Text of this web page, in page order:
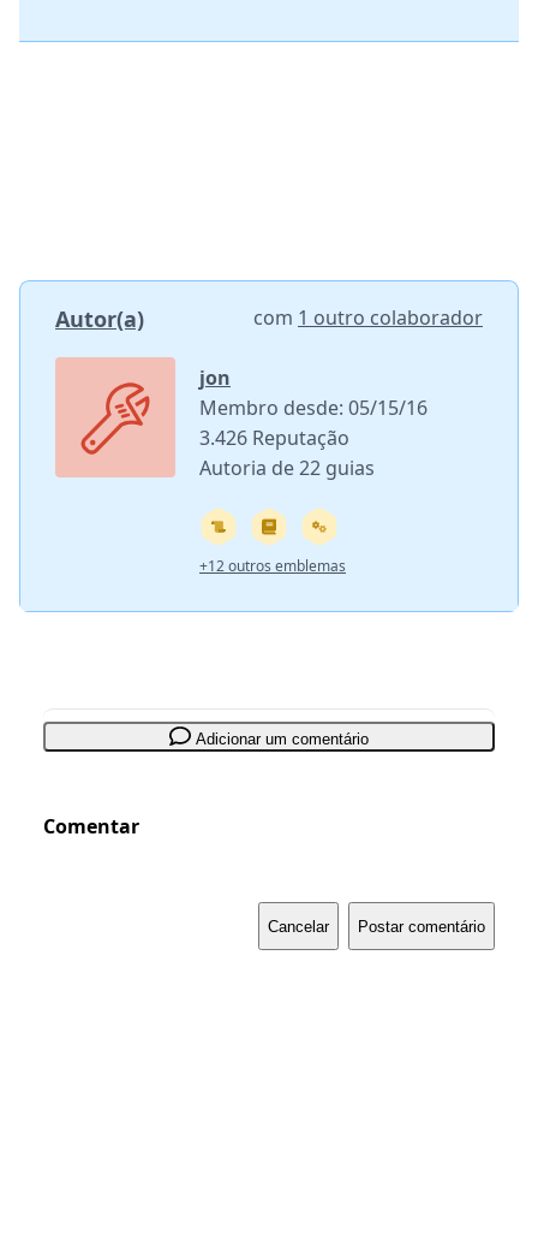
Autor(a) com 1 outro colaborador
jon
Membro desde: 05/15/16
3.426 Reputação
Autoria de 22 guias
+12 outros emblemas
Adicionar um comentário
Comentar
Cancelar Postar comentário